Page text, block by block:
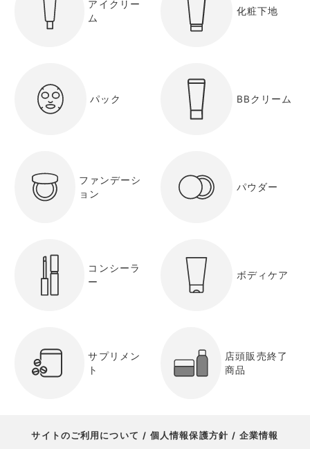
アイクリー
ム
化粧下地
パック BBクリーム
ファンデーシ
ョン
パウダー
コンシーラ
ー
ボディケア
サプリメン
ト
店頭販売終了
商品
サイトのご利用について 個人情報保護方針 企業情報